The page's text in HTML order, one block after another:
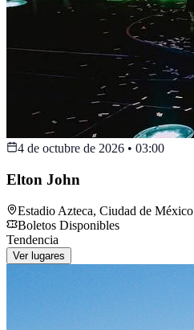
4 de octubre de 2026 • 03:00
Elton John
Estadio Azteca, Ciudad de México
Boletos Disponibles
Tendencia
Ver lugares